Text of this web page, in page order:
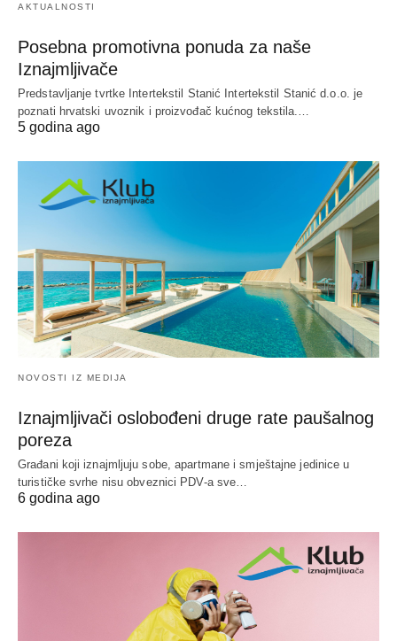
AKTUALNOSTI
Posebna promotivna ponuda za naše
Iznajmljivače
Predstavljanje tvrtke Intertekstil Stanić Intertekstil Stanić d.o.o. je
poznati hrvatski uvoznik i proizvođač kućnog tekstila.…
5 godina ago
NOVOSTI IZ MEDIJA
Iznajmljivači oslobođeni druge rate paušalnog
poreza
Građani koji iznajmljuju sobe, apartmane i smještajne jedinice u
turističke svrhe nisu obveznici PDV-a sve…
6 godina ago